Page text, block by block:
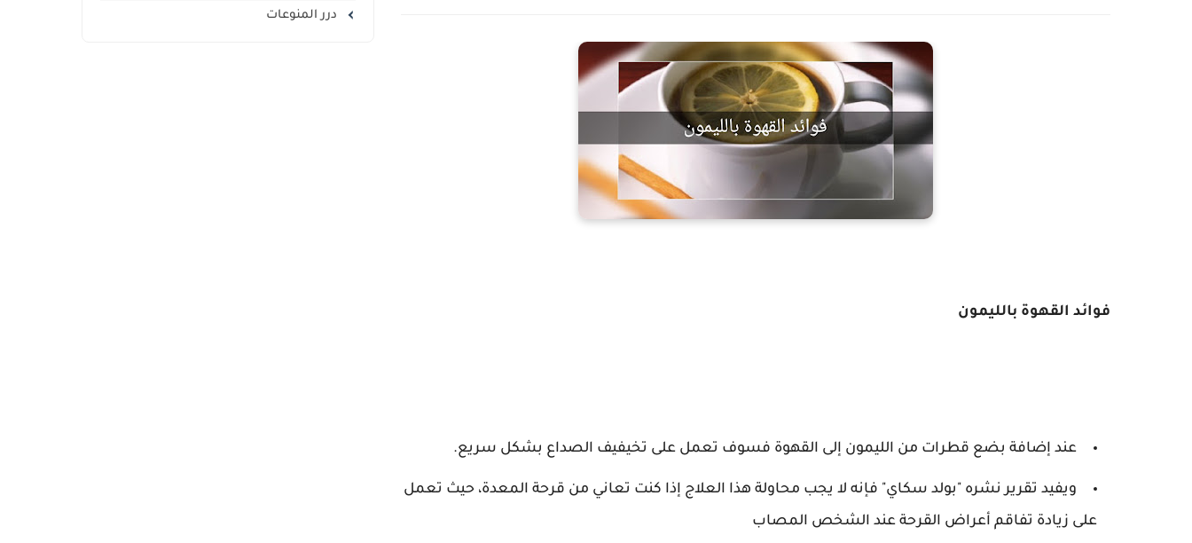
فوائد القهوة بالليمون
عند إضافة بضع قطرات من الليمون إلى القهوة فسوف تعمل على تخيفيف الصداع بشكل سريع.
ويفيد تقرير نشره "بولد سكاي" فإنه لا يجب محاولة هذا العلاج إذا كنت تعاني من قرحة المعدة، حيث تعمل
على زيادة تفاقم أعراض القرحة عند الشخص المصاب
درر المنوعات